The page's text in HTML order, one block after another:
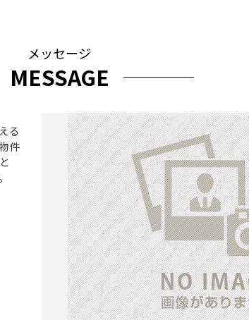
メッセージ
MESSAGE
る
件